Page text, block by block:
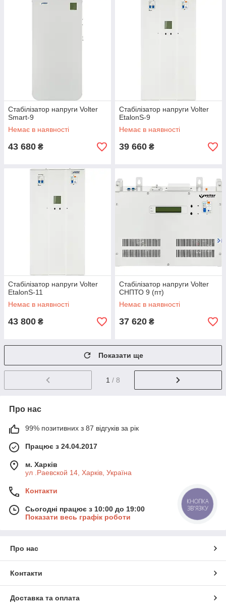
Стабілізатор напруги Volter
Smart-9
Немає в наявності
43 680 ₴
Стабілізатор напруги Volter
EtalonS-9
Немає в наявності
39 660 ₴
Стабілізатор напруги Volter
EtalonS-11
Немає в наявності
43 800 ₴
Стабілізатор напруги Volter
СНПТО 9 (пт)
Немає в наявності
37 620 ₴
Показати ще
1 / 8
Про нас
99% позитивних з 87 відгуків за рік
Працює з 24.04.2017
м. Харків
ул .Раевской 14, Харків, Україна
Контакти
Сьогодні працює з 10:00 до 19:00
Показати весь графік роботи
Про нас
Контакти
Доставка та оплата
КНОПКА
ЗВ'ЯЗКУ